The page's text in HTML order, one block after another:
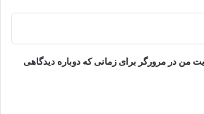
من در مرورگر برای زمانی که دوباره دیدگاهی